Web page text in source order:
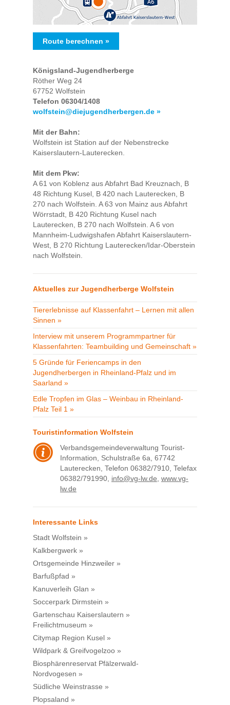
Route berechnen »
Königsland-Jugendherberge
Röther Weg 24
67752 Wolfstein
Telefon 06304/1408
wolfstein@diejugendherbergen.de »
Mit der Bahn:
Wolfstein ist Station auf der Nebenstrecke
Kaiserslautern-Lauterecken.
Mit dem Pkw:
A 61 von Koblenz aus Abfahrt Bad Kreuznach, B
48 Richtung Kusel, B 420 nach Lauterecken, B
270 nach Wolfstein. A 63 von Mainz aus Abfahrt
Wörrstadt, B 420 Richtung Kusel nach
Lauterecken, B 270 nach Wolfstein. A 6 von
Mannheim-Ludwigshafen Abfahrt Kaiserslautern-
West, B 270 Richtung Lauterecken/Idar-Oberstein
nach Wolfstein.
Aktuelles zur Jugendherberge Wolfstein
Tiererlebnisse auf Klassenfahrt – Lernen mit allen
Sinnen »
Interview mit unserem Programmpartner für
Klassenfahrten: Teambuilding und Gemeinschaft »
5 Gründe für Feriencamps in den
Jugendherbergen in Rheinland-Pfalz und im
Saarland »
Edle Tropfen im Glas – Weinbau in Rheinland-
Pfalz Teil 1 »
Touristinformation Wolfstein
Verbandsgemeindeverwaltung Tourist-
Information, Schulstraße 6a, 67742
Lauterecken, Telefon 06382/7910, Telefax
06382/791990, info@vg-lw.de, www.vg-
lw.de
Interessante Links
Stadt Wolfstein »
Kalkbergwerk »
Ortsgemeinde Hinzweiler »
Barfußpfad »
Kanuverleih Glan »
Soccerpark Dirmstein »
Gartenschau Kaiserslautern »
Freilichtmuseum »
Citymap Region Kusel »
Wildpark & Greifvogelzoo »
Biosphärenreservat Pfälzerwald-
Nordvogesen »
Südliche Weinstrasse »
Plopsaland »